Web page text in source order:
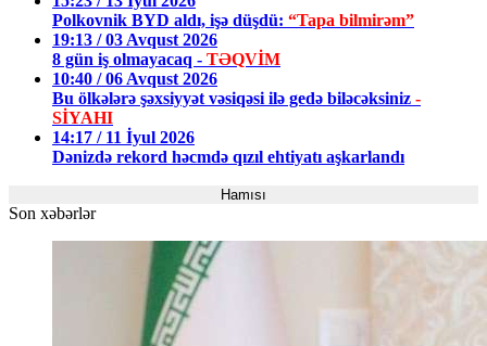
Polkovnik BYD aldı, işə düşdü: “Tapa bilmirəm”
19:13 / 03 Avqust 2026
8 gün iş olmayacaq - TƏQVİM
10:40 / 06 Avqust 2026
Bu ölkələrə şəxsiyyət vəsiqəsi ilə gedə biləcəksiniz -
SİYAHI
14:17 / 11 İyul 2026
Dənizdə rekord həcmdə qızıl ehtiyatı aşkarlandı
Hamısı
Son xəbərlər